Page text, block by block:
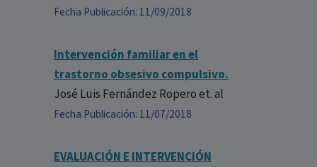
Fecha Publicación: 11/09/2018
Intervención familiar en el
trastorno obsesivo compulsivo.
José Luis Fernández Roperoet. al
Fecha Publicación: 11/07/2018
EVALUACIÓN E INTERVENCIÓN